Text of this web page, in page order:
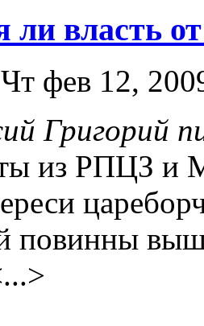
ли власть
фев 12,
Григорий
из РПЦЗ и
повинны